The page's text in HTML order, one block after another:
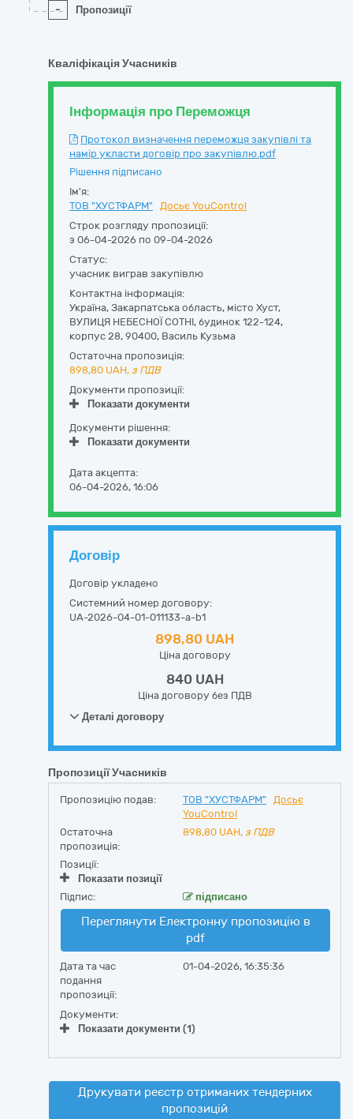
- Пропозиції
Кваліфікація Учасників
Інформація про Переможця
Протокол визначення переможця закупівлі та
намір укласти договір про закупівлю.pdf
Рішення підписано
Ім'я:
ТОВ "ХУСТФАРМ"
Досьє YouControl
Строк розгляду пропозиції:
з 06-04-2026 по 09-04-2026
Статус:
учасник виграв закупівлю
Контактна інформація:
Україна, Закарпатська область, місто Хуст,
ВУЛИЦЯ НЕБЕСНОЇ СОТНІ, будинок 122-124,
корпус 28, 90400, Василь Кузьма
Остаточна пропозиція:
898,80 UAH, з ПДВ
Документи пропозиції:
Показати документи
Документи рішення:
Показати документи
Дата акцепта:
06-04-2026, 16:06
Договір
Договір укладено
Системний номер договору:
UA-2026-04-01-011133-a-b1
898,80 UAH
Ціна договору
840 UAH
Ціна договору без ПДВ
Деталі договору
Пропозиції Учасників
Пропозицію подав: ТОВ "ХУСТФАРМ"
Досьє
YouControl
Остаточна
пропозиція:
898,80 UAH, з ПДВ
Позиції:
Показати позиції
Підпис:
підписано
Переглянути Електронну пропозицію в
pdf
Дата та час
подання
пропозиції:
01-04-2026, 16:35:36
Документи:
Показати документи (1)
Друкувати реєстр отриманих тендерних
пропозицій